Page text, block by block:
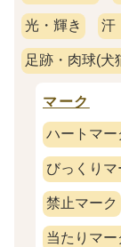
光・輝き 汗
足跡・肉球(犬
マーク
ハートマー
びっくりマ
禁止マーク
当たりマー